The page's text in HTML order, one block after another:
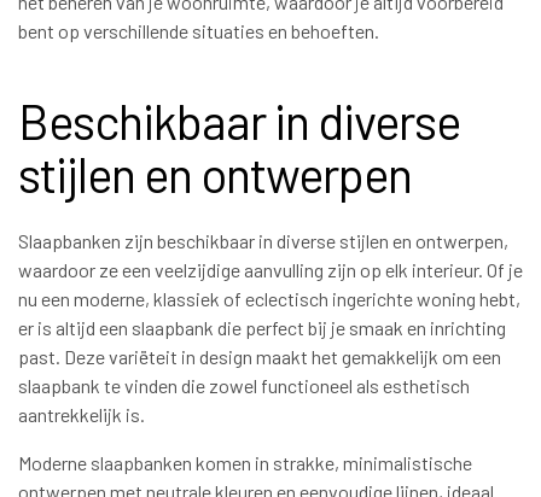
bent op verschillende situaties en behoeften.
Beschikbaar in diverse
stijlen en ontwerpen
Slaapbanken zijn beschikbaar in diverse stijlen en ontwerpen,
waardoor ze een veelzijdige aanvulling zijn op elk interieur. Of je
nu een moderne, klassiek of eclectisch ingerichte woning hebt,
er is altijd een slaapbank die perfect bij je smaak en inrichting
past. Deze variëteit in design maakt het gemakkelijk om een
slaapbank te vinden die zowel functioneel als esthetisch
aantrekkelijk is.
Moderne slaapbanken komen in strakke, minimalistische
ontwerpen met neutrale kleuren en eenvoudige lijnen, ideaal